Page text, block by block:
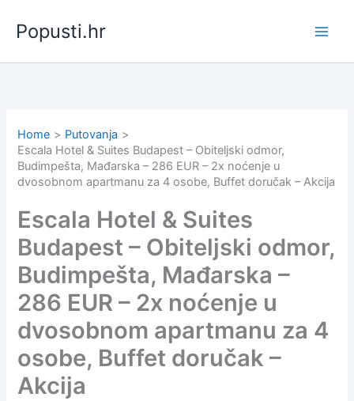
content
Popusti.hr
Home
Putovanja
Escala Hotel & Suites Budapest – Obiteljski odmor,
Budimpešta, Mađarska – 286 EUR – 2x noćenje u
dvosobnom apartmanu za 4 osobe, Buffet doručak – Akcija
Escala Hotel & Suites
Budapest – Obiteljski odmor,
Budimpešta, Mađarska –
286 EUR – 2x noćenje u
dvosobnom apartmanu za 4
osobe, Buffet doručak –
Akcija